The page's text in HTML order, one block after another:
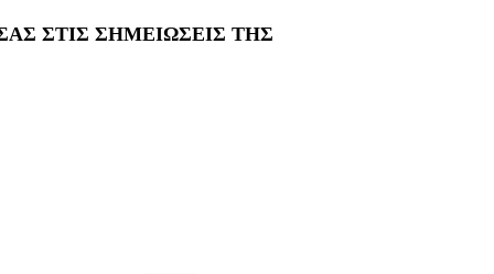
ΣΤΙΣ ΣΗΜΕΙΩΣΕΙΣ ΤΗΣ